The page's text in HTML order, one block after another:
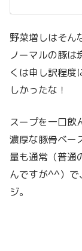
野菜増しはそん
ノーマルの豚は
くは申し訳程度
しかったな！
スープを一口飲
濃厚な豚骨ベー
量も通常（普通
んですが^^）で
ジ。